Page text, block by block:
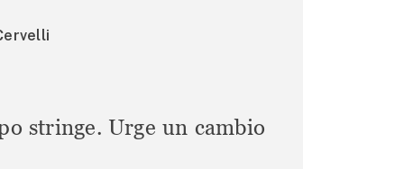
stringe. Urge un cambio